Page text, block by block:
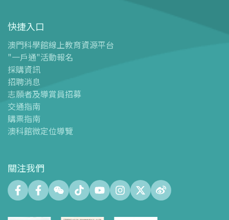
導覽圖
- 導覽圖
- 澳科館微定位導覽
場館設施
- 科學館兒童世界
- 展覽中心
- 天文館
- 會議中心
數字化製造實驗室 (FABLAB)
- 網絡實驗室 (NetLab)
創客空間 (Maker Space)
快捷入口
澳門科學館線上教育資源平台
"一戶通"活動報名
採購資訊
招聘消息
志願者及導賞員招募
交通指南
購票指南
澳科館微定位導覽
關注我們